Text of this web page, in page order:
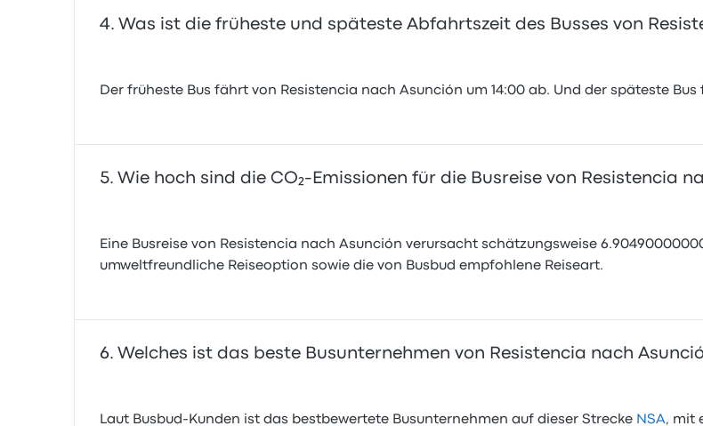
Was ist die früheste und späteste Abfahrtszeit des Busses von
Der früheste Bus fährt von Resistencia nach Asunción um 14:00 ab. Und der späteste Bus
Wie hoch sind die CO₂-Emissionen für die Busreise von Resistencia
Eine Busreise von Resistencia nach Asunción verursacht schätzungsweise
umweltfreundliche Reiseoption sowie die von Busbud empfohlene Reiseart.
Welches ist das beste Busunternehmen von Resistencia nach
Laut Busbud-Kunden ist das bestbewertete Busunternehmen auf dieser Strecke NSA, mit